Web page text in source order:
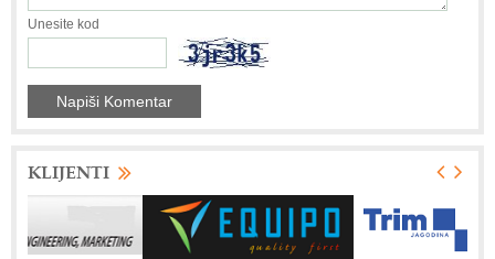
Unesite kod
KLIJENTI